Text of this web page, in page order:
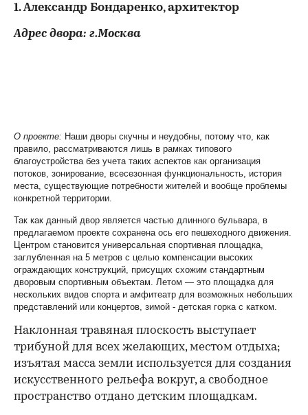
1. Александр Бондаренко, архитектор
Адрес двора: г.Москва
О проекте: Наши дворы скучны и неудобны, потому что, как
правило, рассматриваются лишь в рамках типового
благоустройства без учета таких аспектов как организация
потоков, зонирование, всесезонная функциональность, история
места, существующие потребности жителей и вообще проблемы
конкретной территории.
Так как данный двор является частью длинного бульвара, в
предлагаемом проекте сохранена ось его пешеходного движения.
Центром становится универсальная спортивная площадка,
заглубленная на 5 метров с целью компенсации высоких
ограждающих конструкций, присущих схожим стандартным
дворовым спортивным объектам. Летом — это площадка для
нескольких видов спорта и амфитеатр для возможных небольших
представлений или концертов, зимой - детская горка с катком.
Наклонная травяная плоскость выступает
трибуной для всех желающих, местом отдыха;
изъятая масса земли используется для создания
искусственного рельефа вокруг, а свободное
пространство отдано детским площадкам.